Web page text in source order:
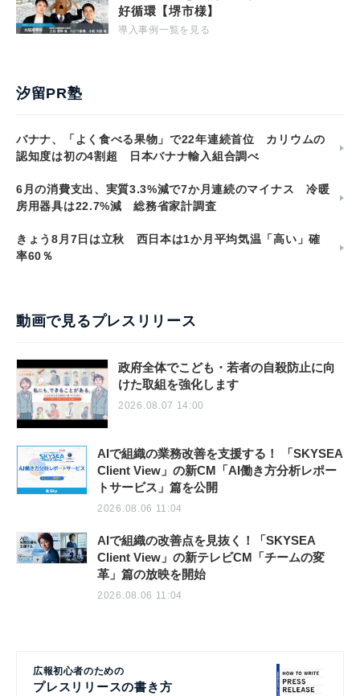
好循環【堺市様】
導入事例一覧を見る
汐留PR塾
バナナ、「よく食べる果物」で22年連続首位 カリウムの
認知度は初の4割超 日本バナナ輸入組合調べ
6月の消費支出、実質3.3%減で7か月連続のマイナス 冷暖
房用器具は22.7%減 総務省家計調査
きょう8月7日は立秋 西日本は1か月平均気温「高い」確
率60％
動画で見るプレスリリース
政府全体でこども・若者の自殺防止に向
けた取組を強化します
2026.08.07 14:00
AIで組織の業務改善を支援する！ 「SKYSEA
Client View」の新CM「AI働き方分析レポー
トサービス」篇を公開
2026.08.06 11:04
AIで組織の改善点を見抜く！「SKYSEA
Client View」の新テレビCM「チームの変
革」篇の放映を開始
2026.08.06 11:04
広報初心者のための
プレスリリースの書き方